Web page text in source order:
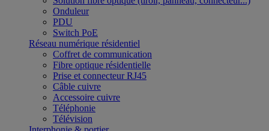
Onduleur
PDU
Switch PoE
Réseau numérique résidentiel
Coffret de communication
Fibre optique résidentielle
Prise et connecteur RJ45
Câble cuivre
Accessoire cuivre
Téléphonie
Télévision